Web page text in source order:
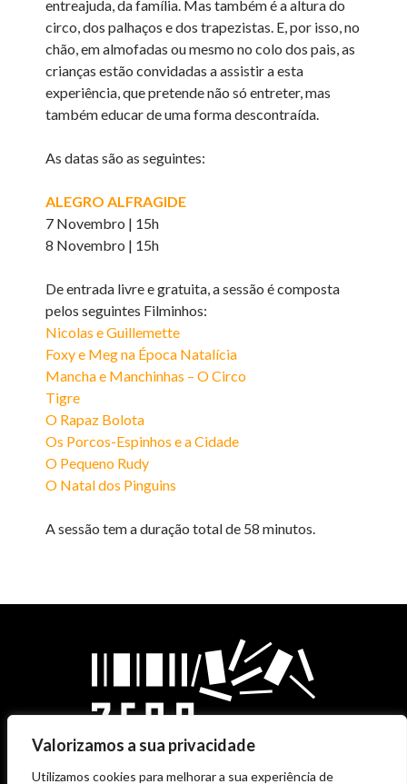
Valorizamos a sua privacidade
Utilizamos cookies para melhorar a sua experiência de
entreajuda, da família. Mas também é a altura do
circo, dos palhaços e dos trapezistas. E, por isso, no
chão, em almofadas ou mesmo no colo dos pais, as
crianças estão convidadas a assistir a esta
experiência, que pretende não só entreter, mas
também educar de uma forma descontraída.
As datas são as seguintes:
ALEGRO ALFRAGIDE
7 Novembro | 15h
8 Novembro | 15h
De entrada livre e gratuita, a sessão é composta
pelos seguintes Filminhos:
Nicolas e Guillemette
Foxy e Meg na Época Natalícia
Mancha e Manchinhas – O Circo
Tigre
O Rapaz Bolota
Os Porcos-Espinhos e a Cidade
O Pequeno Rudy
O Natal dos Pinguins
A sessão tem a duração total de 58 minutos.